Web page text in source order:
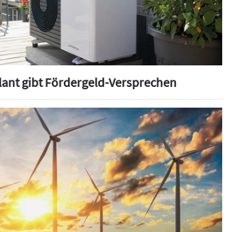
gibt Fördergeld-Versprechen